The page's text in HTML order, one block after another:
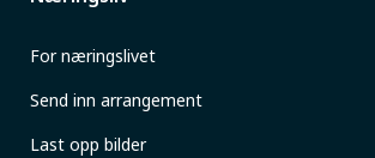
For næringslivet
Send inn arrangement
Last opp bilder